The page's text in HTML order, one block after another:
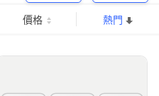
價格 熱門